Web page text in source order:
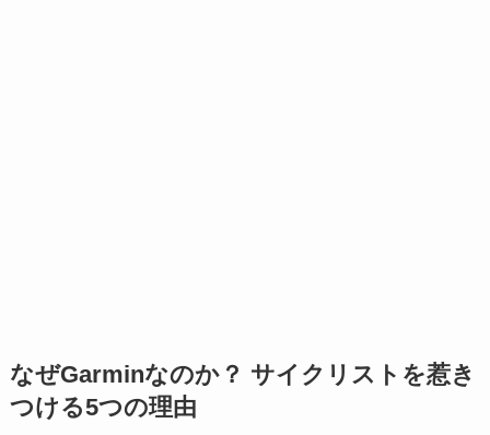
なぜGarminなのか？ サイクリストを惹き
つける5つの理由